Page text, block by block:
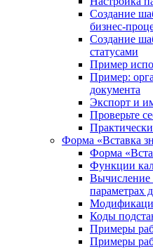
Создание
бизнес-
Создание
статусами
Пример
Пример:
документа
Экспорт и
Проверьте
Форма «Вставка
Форма
Функции
Вычисление
параметрах
Коды
Примеры
Примеры